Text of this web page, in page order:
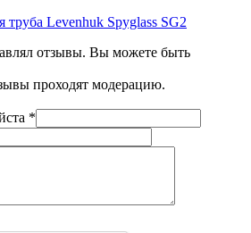
труба Levenhuk Spyglass SG2
отзывы. Вы можете быть
проходят модерацию.
*